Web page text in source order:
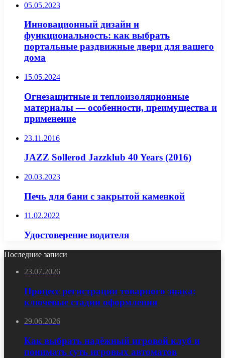
05.05.2023
Инновационный дизайн и
функциональность: как выбрать
портальные раздвижные двери для вашего
дома
15.05.2024
Огнезащитные и теплоизоляционные
материалы — особенности, преимущества и
применение
23.11.2016
JAZZ Sollerod Jazzklub 40 Years (2016)
20.03.2023
Печь для бани с закрытой каменкой
11.02.2022
Удостоверение водителя
Последние записи
23.07.2026
Процесс регистрации товарного знака:
ключевые стадии оформления
29.06.2026
Как выбрать надёжный игровой клуб и
понимать суть игровых автоматов